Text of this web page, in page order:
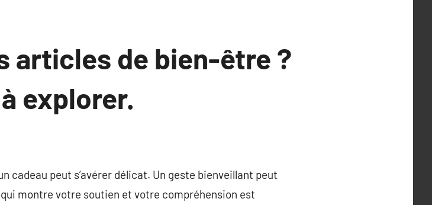
articles de bien-être ?
explorer.
cadeau peut s’avérer délicat. Un geste bienveillant peut
montre votre soutien et votre compréhension est